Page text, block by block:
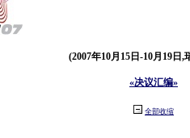
(2007年10月15日-10月19日,
«决议汇编»
全部收缩